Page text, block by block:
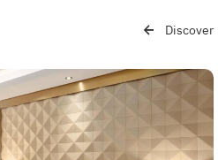
Discover